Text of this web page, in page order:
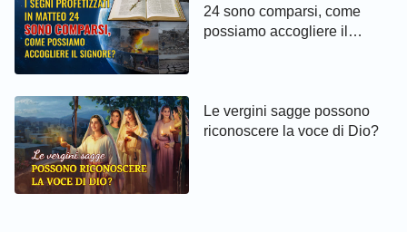
24 sono comparsi, come
possiamo accogliere il
Le vergini sagge possono
riconoscere la voce di Dio?